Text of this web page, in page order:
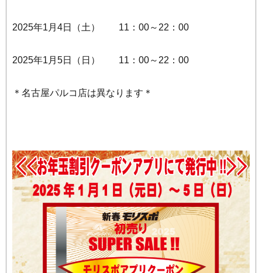
2025年1月4日（土） 11：00～22：00
2025年1月5日（日） 11：00～22：00
＊名古屋パルコ店は異なります＊